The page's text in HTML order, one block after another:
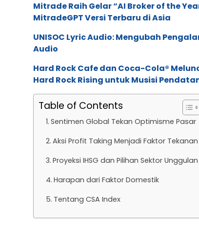
Mitrade Raih Gelar “AI Broker of the
MitradeGPT Versi Terbaru di Asia
UNISOC Lyric Audio: Mengubah
Audio
Hard Rock Cafe dan Coca-Cola®
Hard Rock Rising untuk Musisi
Table of Contents
Sentimen Global Tekan Optimisme Pasar
Aksi Profit Taking Menjadi Faktor Tekanan
Proyeksi IHSG dan Pilihan Sektor Unggulan
Harapan dari Faktor Domestik
Tentang CSA Index